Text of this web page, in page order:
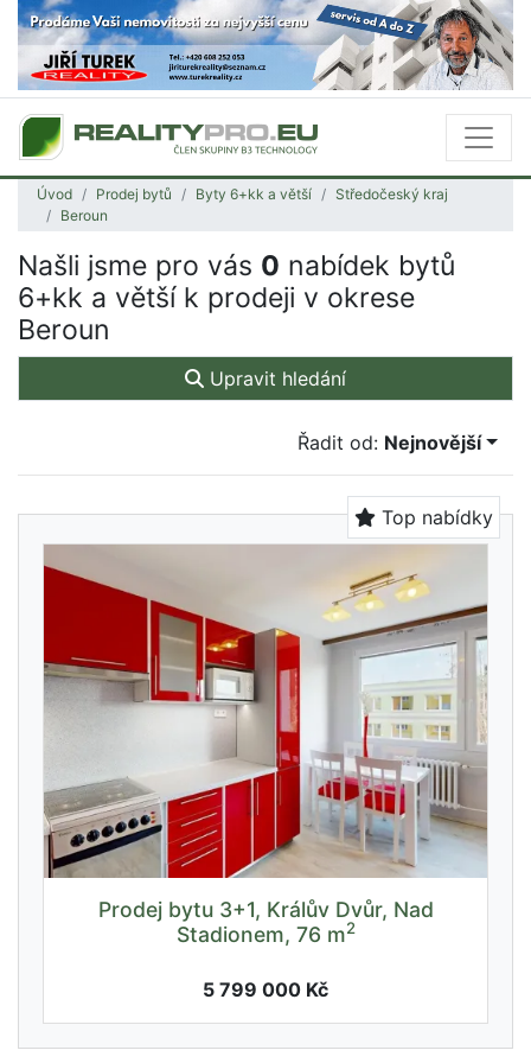
Úvod Prodej bytů Byty 6+kk a větší
Středočeský kraj
Beroun
Našli jsme pro vás 0 nabídek bytů
6+kk a větší k prodeji v okrese
Beroun
Upravit hledání
Řadit od: Nejnovější
Top nabídky
Prodej bytu 3+1, Králův Dvůr, Nad
Stadionem, 76 m2
5 799 000 Kč